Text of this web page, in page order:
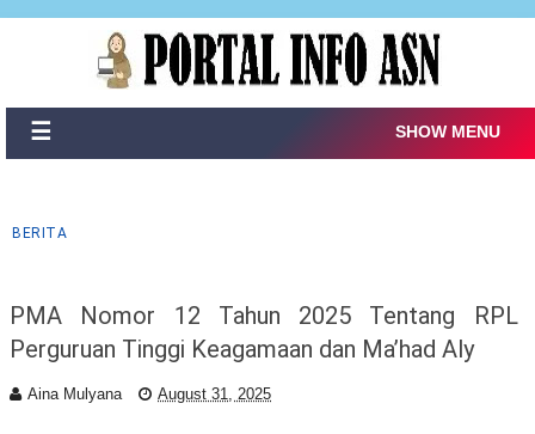
☰ SHOW MENU
BERITA
PMA Nomor 12 Tahun 2025 Tentang RPL
Perguruan Tinggi Keagamaan dan Ma’had Aly
Aina Mulyana August 31, 2025